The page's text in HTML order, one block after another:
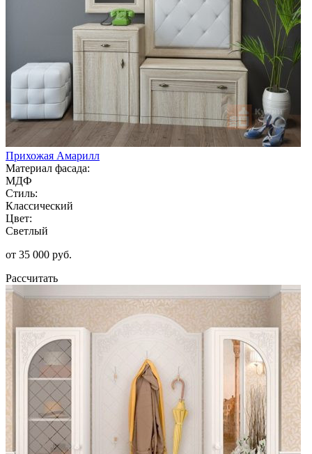
Прихожая Амарилл
Материал фасада:
МДФ
Стиль:
Классический
Цвет:
Светлый
от 35 000 руб.
Рассчитать